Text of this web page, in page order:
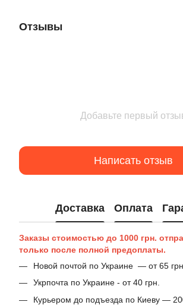
Отзывы
Добавьте первый
Написать отзыв
Доставка Оплата
Заказы стоимостью до 1000 грн.
только после полной предоплаты.
Новой почтой по Украине — от 65 грн.
Укрпочта по Украине - от 40 грн.
Курьером до подъезда по Киеву —